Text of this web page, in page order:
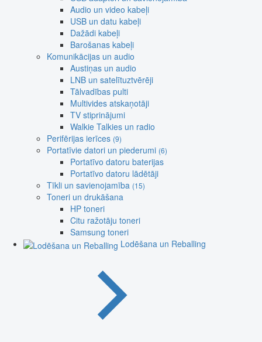
Audio un video kabeļi
USB un datu kabeļi
Dažādi kabeļi
Barošanas kabeļi
Komunikācijas un audio
Austiņas un audio
LNB un satelītuztvērēji
Tālvadības pulti
Multivides atskaņotāji
TV stiprinājumi
Walkie Talkies un radio
Perifērijas ierīces (9)
Portatīvie datori un piederumi (6)
Portatīvo datoru baterijas
Portatīvo datoru lādētāji
Tīkli un savienojamība (15)
Toneri un drukāšana
HP toneri
Citu ražotāju toneri
Samsung toneri
Lodēšana un Reballing